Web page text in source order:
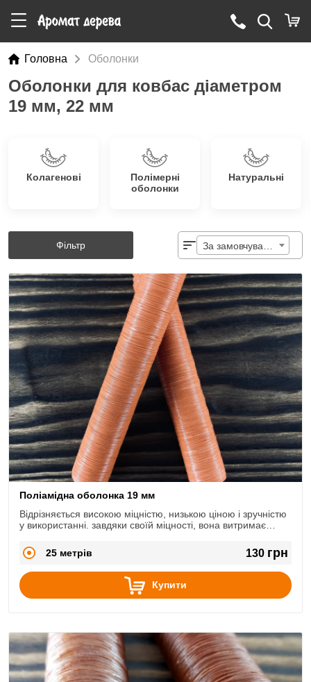
Головна Оболонки
Оболонки для ковбас діаметром
19 мм, 22 мм
Колагенові
Полімерні
оболонки
Натуральні
Фільтр
Поліамідна оболонка 19 мм
Відрізняється високою міцністю, низькою ціною і зручністю
у використанні. завдяки своїй міцності, вона витримає
популярною в м'ясопереробній промисловості.
25 метрів 130 грн
Купити